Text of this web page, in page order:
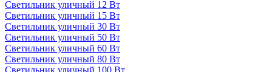
Светильник уличный 12 Вт
Светильник уличный 15 Вт
Светильник уличный 30 Вт
Светильник уличный 50 Вт
Светильник уличный 60 Вт
Светильник уличный 80 Вт
Светильник уличный 100 Вт